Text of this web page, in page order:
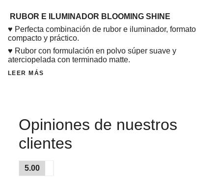
RUBOR E ILUMINADOR BLOOMING SHINE
♥ Perfecta combinación de rubor e iluminador, formato
compacto y práctico.
♥ Rubor con formulación en polvo súper suave y
aterciopelada con terminado matte.
LEER MÁS
Opiniones de nuestros
clientes
5.00